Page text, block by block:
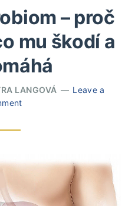
– proč
mu škodí a
LANGOVÁ
Leave a